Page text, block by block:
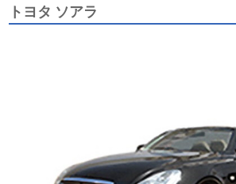
トヨタ ソアラ